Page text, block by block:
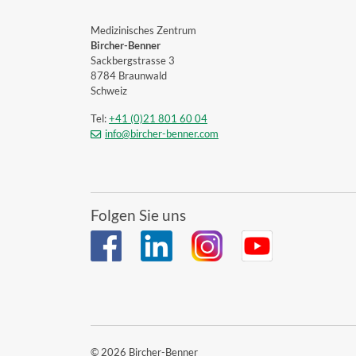
Medizinisches Zentrum
Bircher-Benner
Sackbergstrasse 3
8784 Braunwald
Schweiz
Tel:+41 (0)21 801 60 04
info@bircher-benner.com
Folgen Sie uns
© 2026 Bircher-Benner